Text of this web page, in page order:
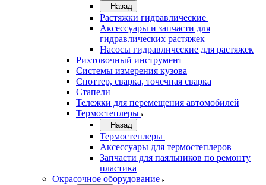
Назад
Растяжки гидравлические
Аксессуары и запчасти для
гидравлических растяжек
Насосы гидравлические для растяжек
Рихтовочный инструмент
Системы измерения кузова
Споттер, сварка, точечная сварка
Стапели
Тележки для перемещения автомобилей
Термостеплеры
Назад
Термостеплеры
Аксессуары для термостеплеров
Запчасти для паяльников по ремонту
пластика
Окрасочное оборудование